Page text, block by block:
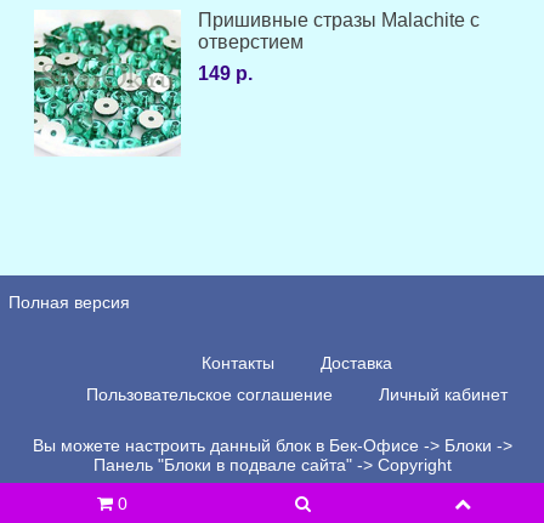
Пришивные стразы Malachite с
отверстием
149 р.
Полная версия
Контакты
Доставка
Пользовательское соглашение
Личный кабинет
Вы можете настроить данный блок в Бек-Офисе -> Блоки ->
Панель "Блоки в подвале сайта" -> Copyright
0